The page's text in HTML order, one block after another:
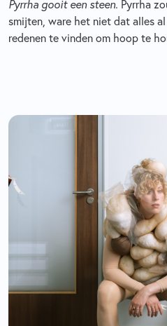
Pyrrha gooit een steen. Pyrrha
smijten, ware het niet dat alles
redenen te vinden om hoop te